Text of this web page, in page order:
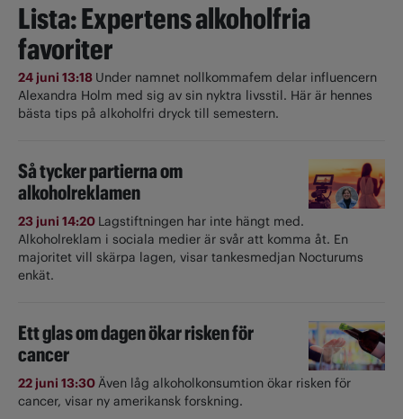
Lista: Expertens alkoholfria
favoriter
24 juni 13:18 Under namnet nollkommafem delar influencern
Alexandra Holm med sig av sin nyktra livsstil. Här är hennes
bästa tips på alkoholfri dryck till semestern.
Så tycker partierna om
alkoholreklamen
23 juni 14:20 Lagstiftningen har inte hängt med.
Alkoholreklam i sociala medier är svår att komma åt. En
majoritet vill skärpa lagen, visar tankesmedjan Nocturums
enkät.
Ett glas om dagen ökar risken för
cancer
22 juni 13:30Även låg alkoholkonsumtion ökar risken för
cancer, visar ny amerikansk forskning.